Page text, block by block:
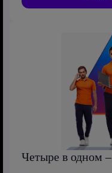
Четыре в одном